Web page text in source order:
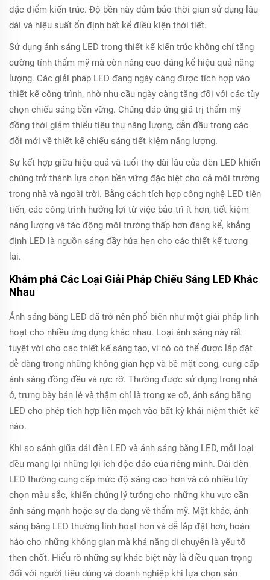
đặc điểm kiến trúc. Độ bền này đảm bảo thời gian sử dụng lâu
dài và hiệu suất ổn định bất kể điều kiện thời tiết.
Sử dụng ánh sáng LED trong thiết kế kiến trúc không chỉ tăng
cường tính thẩm mỹ mà còn nâng cao đáng kể hiệu quả năng
lượng. Các giải pháp LED đang ngày càng được tích hợp vào
thiết kế công trình, nhờ nhu cầu ngày càng tăng đối với các tùy
chọn chiếu sáng bền vững. Chúng đáp ứng giá trị thẩm mỹ
đồng thời giảm thiểu tiêu thụ năng lượng, dẫn đầu trong các
đổi mới về thiết kế chiếu sáng tiết kiệm năng lượng.
Sự kết hợp giữa hiệu quả và tuổi thọ dài lâu của đèn LED khiến
chúng trở thành lựa chọn bền vững đặc biệt cho cả môi trường
trong nhà và ngoài trời. Bằng cách tích hợp công nghệ LED tiên
tiến, các công trình hưởng lợi từ việc bảo trì ít hơn, tiết kiệm
năng lượng và tác động môi trường thấp hơn đáng kể, khẳng
định LED là nguồn sáng đầy hứa hẹn cho các thiết kế tương
lai.
Khám phá Các Loại Giải Pháp Chiếu Sáng LED Khác
Nhau
Ánh sáng băng LED đã trở nên phổ biến như một giải pháp linh
hoạt cho nhiều ứng dụng khác nhau. Loại ánh sáng này rất
tuyệt vời cho các thiết kế sáng tạo, vì nó có thể được lắp đặt
dễ dàng trong những không gian hẹp và bề mặt cong, cung cấp
ánh sáng đồng đều và rực rỡ. Thường được sử dụng trong nhà
ở, trưng bày bán lẻ và thậm chí là trong xe cộ, ánh sáng băng
LED cho phép tích hợp liền mạch vào bất kỳ khái niệm thiết kế
nào.
Khi so sánh giữa dải đèn LED và ánh sáng băng LED, mỗi loại
đều mang lại những lợi ích độc đáo của riêng mình. Dải đèn
LED thường cung cấp mức độ sáng cao hơn và có nhiều tùy
chọn màu sắc, khiến chúng lý tưởng cho những khu vực cần
ánh sáng mạnh hoặc sự đa dạng về thẩm mỹ. Mặt khác, ánh
sáng băng LED thường linh hoạt hơn và dễ lắp đặt hơn, hoàn
hảo cho những không gian mà khả năng di chuyển là yếu tố
then chốt. Hiểu rõ những sự khác biệt này là điều quan trọng
đối với người tiêu dùng và doanh nghiệp khi lựa chọn sản